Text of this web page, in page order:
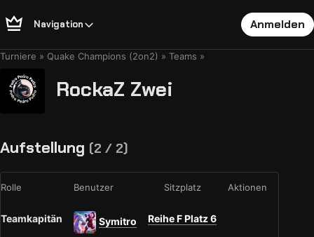
Navigation Anmelden
Turniere Quake Champions (2on2) Teams
RockaZ Zwei
Aufstellung (2 / 2)
Rolle Benutzer Sitzplatz Aktionen
Teamkapitän Symitro Reihe F Platz 6